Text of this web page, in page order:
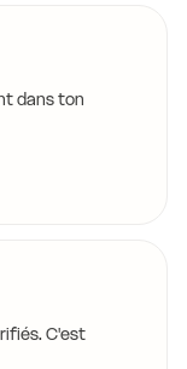
dans ton
C'est